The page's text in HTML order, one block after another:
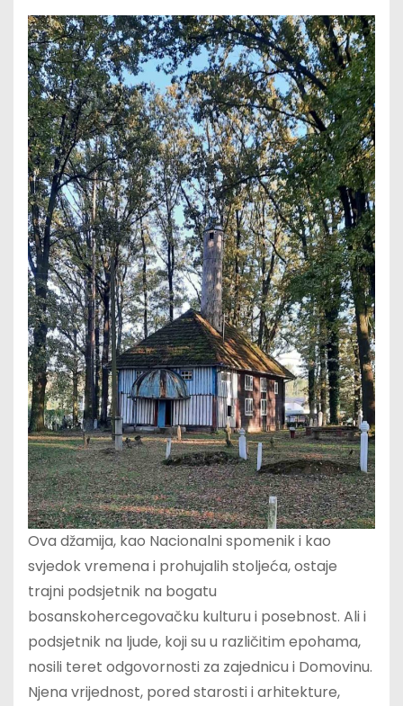
Ova džamija, kao Nacionalni spomenik i kao
svjedok vremena i prohujalih stoljeća, ostaje
trajni podsjetnik na bogatu
bosanskohercegovačku kulturu i posebnost. Ali i
podsjetnik na ljude, koji su u različitim epohama,
nosili teret odgovornosti za zajednicu i Domovinu.
Njena vrijednost, pored starosti i arhitekture,